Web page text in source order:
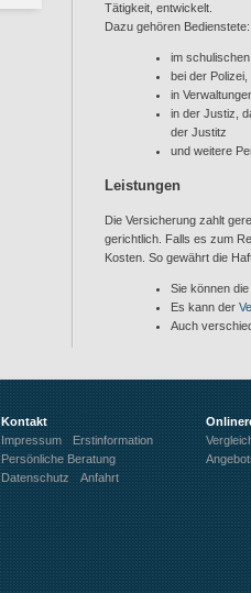
Tätigkeit, entwickelt.
Dazu gehören Bedienstete:
im
bei der
in
in der Justiz,
der Justitz
und weitere
Leistungen
Die Versicherung zahlt
gerichtlich. Falls es zum
Kosten. So gewährt die
Sie können
Es kann der
Auch
Kontakt
Impressum
Erstinformation
Persönliche Beratung
Datenschutz
Anfahrt